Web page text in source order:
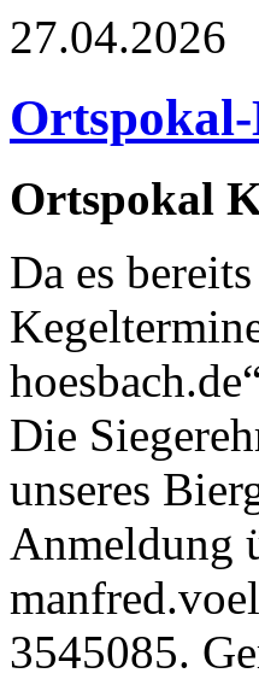
27.04.2026
Ortspokal
Da es
Die
unseres
Anmeldung
3545085.